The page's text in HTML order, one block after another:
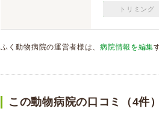
トリミング
ふく動物病院の運営者様は、病院情報を編集
この動物病院の口コミ（4件）